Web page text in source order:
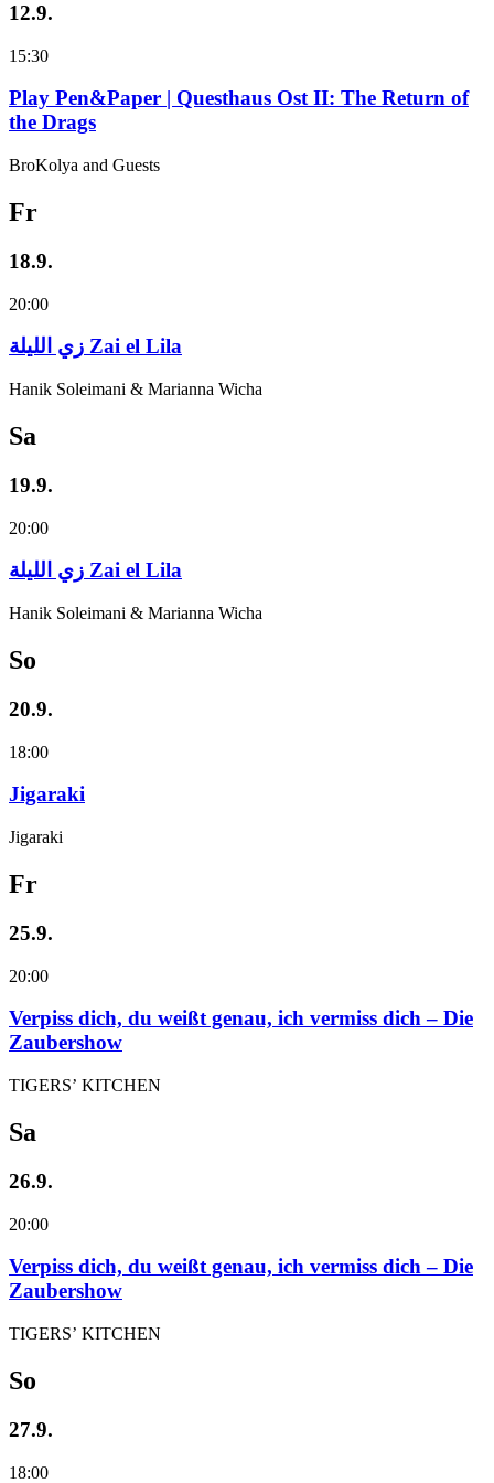
12.9.
15:30
Play Pen&Paper | Questhaus Ost II: The Return of
the Drags
BroKolya and Guests
Fr
18.9.
20:00
زي‌ اللیلة Zai el Lila
Hanik Soleimani & Marianna Wicha
Sa
19.9.
20:00
زي‌ اللیلة Zai el Lila
Hanik Soleimani & Marianna Wicha
So
20.9.
18:00
Jigaraki
Jigaraki
Fr
25.9.
20:00
Verpiss dich, du weißt genau, ich vermiss dich – Die
Zaubershow
TIGERS’ KITCHEN
Sa
26.9.
20:00
Verpiss dich, du weißt genau, ich vermiss dich – Die
Zaubershow
TIGERS’ KITCHEN
So
27.9.
18:00